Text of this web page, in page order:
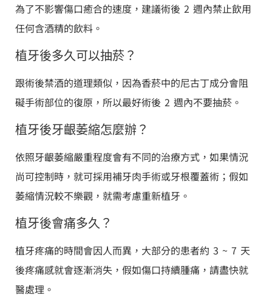
為了不影響傷口癒合的速度，建議術後 2 週內禁止飲用
任何含酒精的飲料。
植牙後多久可以抽菸？
跟術後禁酒的道理類似，因為香菸中的尼古丁成分會阻
礙手術部位的復原，所以最好術後 2 週內不要抽菸。
植牙後牙齦萎縮怎麼辦？
依照牙齦萎縮嚴重程度會有不同的治療方式，如果情況
尚可控制時，就可採用補牙肉手術或牙根覆蓋術；假如
萎縮情況較不樂觀，就需考慮重新植牙。
植牙後會痛多久？
植牙疼痛的時間會因人而異，大部分的患者約 3 ~ 7 天
後疼痛感就會逐漸消失，假如傷口持續腫痛，請盡快就
醫處理。